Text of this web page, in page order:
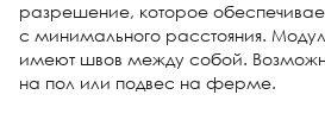
разрешение, которое
с минимального расстояния.
имеют швов между собой.
на пол или подвес на ферме.